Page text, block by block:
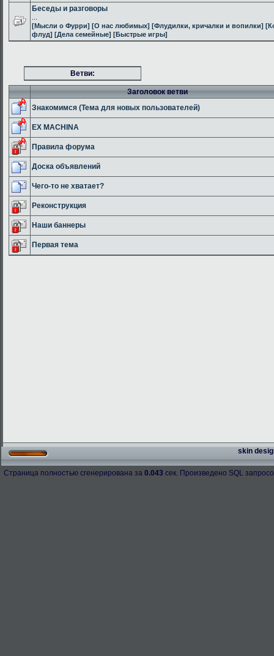
Беседы и разговоры
[Мысли о Фурри] [О нас любимых] [Флудилки, кричалки и вопилки]
флуд] [Дела семейные] [Быстрые игры]
Ветви:
Заголовок ветви
Знакомимся (Тема для новых пользователей)
EX MACHINA
Правила форума
Доска объявлений
Чего-то не хватает?
Реконструкция
Наши баннеры
Первая тема
skin
Страница полностью сгенерирована за 0.043 сек. Произведено SQL